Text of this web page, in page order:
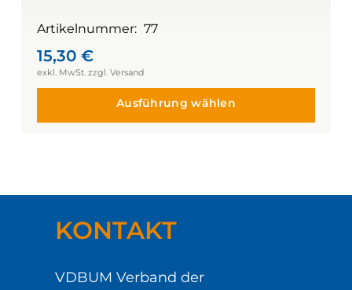
Artikelnummer: 77
15,30 €
Ausführung wählen
KONTAKT
VDBUM Verband der